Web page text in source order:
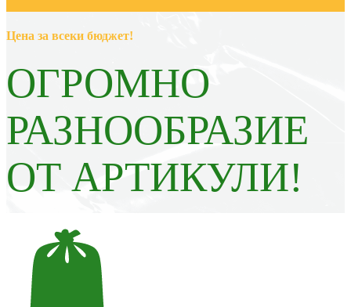
Цена за всеки бюджет!
ОГРОМНО
РАЗНООБРАЗИЕ
ОТ АРТИКУЛИ!